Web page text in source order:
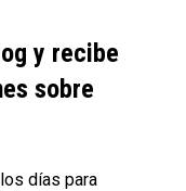
y recibe
sobre
días para